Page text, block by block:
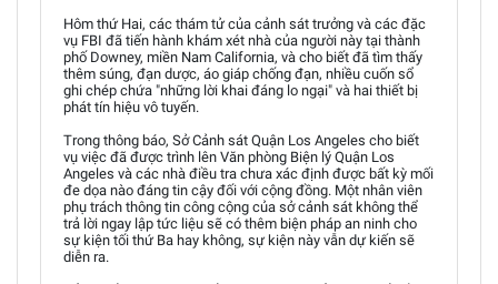
Hôm thứ Hai, các thám tử của cảnh sát trưởng và các đặc
vụ FBI đã tiến hành khám xét nhà của người này tại thành
phố Downey, miền Nam California, và cho biết đã tìm thấy
thêm súng, đạn dược, áo giáp chống đạn, nhiều cuốn sổ
ghi chép chứa "những lời khai đáng lo ngại" và hai thiết bị
phát tín hiệu vô tuyến.
Trong thông báo, Sở Cảnh sát Quận Los Angeles cho biết
vụ việc đã được trình lên Văn phòng Biện lý Quận Los
Angeles và các nhà điều tra chưa xác định được bất kỳ mối
đe dọa nào đáng tin cậy đối với cộng đồng. Một nhân viên
phụ trách thông tin công cộng của sở cảnh sát không thể
trả lời ngay lập tức liệu sẽ có thêm biện pháp an ninh cho
sự kiện tối thứ Ba hay không, sự kiện này vẫn dự kiến sẽ
diễn ra.